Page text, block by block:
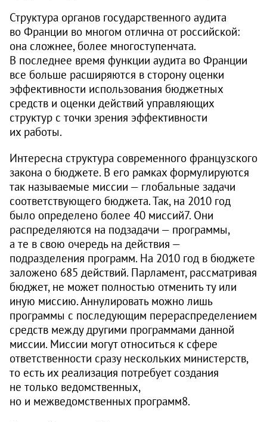
Структура органов государственного аудита
во Франции во многом отлична от российской:
она сложнее, более многоступенчата.
В последнее время функции аудита во Франции
все больше расширяются в сторону оценки
эффективности использования бюджетных
средств и оценки действий управляющих
структур с точки зрения эффективности
их работы.
Интересна структура современного французского
закона о бюджете. В его рамках формулируются
так называемые миссии — глобальные задачи
соответствующего бюджета. Так, на 2010 год
было определено более 40 миссий7. Они
распределяются на подзадачи — программы,
а те в свою очередь на действия —
подразделения программ. На 2010 год в бюджете
заложено 685 действий. Парламент, рассматривая
бюджет, не может полностью отменить ту или
иную миссию. Аннулировать можно лишь
программы с последующим перераспределением
средств между другими программами данной
миссии. Миссии могут относиться к сфере
ответственности сразу нескольких министерств,
то есть их реализация потребует создания
не только ведомственных,
но и межведомственных программ8.